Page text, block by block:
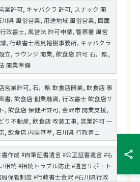
業許可, キャバクラ 許可, スナック 開
川県 風俗営業, 用途地域 風俗営業, 図面
政書士, 風営法 許可申請, 警察署 風営
, 行政書士高見裕樹事務所, キャバクラ
立, ラウンジ 開業, 飲食店 許可 石川県,
開業準備
営業許可, 石川県 飲食店開業, 飲食店 事
書, 飲食店 創業融資, 行政書士 飲食店サ
, 飲食店 保健所許可, 金沢市 開業支援,
り不動産, 飲食店 改装工事, 営業許可 一
, 飲食店 内装基準, 石川県 行政書士
書作成 #自筆証書遺言 #公正証書遺言 #も
相続 #相続トラブル防止 #遺言サポート
局保管制度 #行政書士金沢 #石川県行政